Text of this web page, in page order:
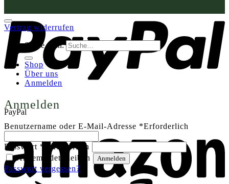
PayPal
Vertrag widerrufen
Suche nach:
Shop
Über uns
Anmelden
Anmelden
Benutzername oder E-Mail-Adresse *Erforderlich
Passwort *
Erforderlich
Angemeldet bleiben
Anmelden
Passwort vergessen?